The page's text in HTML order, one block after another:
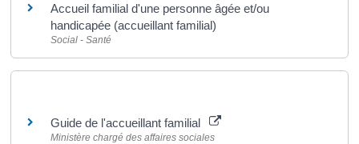
Accueil familial d'une personne âgée et/ou
handicapée (accueillant familial)
Social - Santé
Guide de l'accueillant familial
Ministère chargé des affaires sociales